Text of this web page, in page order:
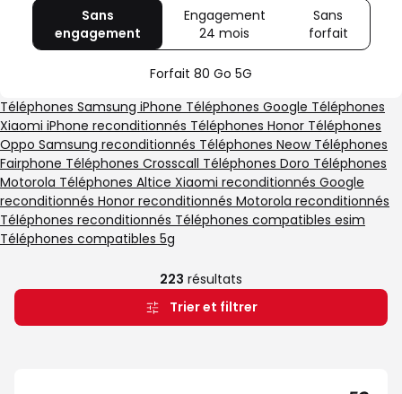
Sans
engagement
80
Go
Engagement
24 mois
Offre
spéciale
5G+
Sans
forfait
Sans
Forfait 80 Go 5G
Téléphones Samsung iPhone Téléphones Google Téléphones
Xiaomi iPhone reconditionnés Téléphones Honor Téléphones
Oppo Samsung reconditionnés Téléphones Neow Téléphones
Fairphone Téléphones Crosscall Téléphones Doro Téléphones
Motorola Téléphones Altice Xiaomi reconditionnés Google
reconditionnés Honor reconditionnés Motorola reconditionnés
Téléphones reconditionnés Téléphones compatibles esim
Téléphones compatibles 5g
223 résultats
Trier et filtrer